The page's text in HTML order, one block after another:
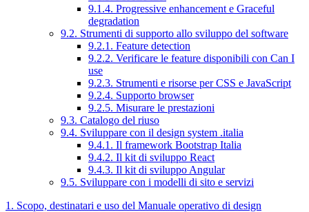
9.1.4. Progressive enhancement e Graceful
degradation
9.2. Strumenti di supporto allo sviluppo del software
9.2.1. Feature detection
9.2.2. Verificare le feature disponibili con Can I
use
9.2.3. Strumenti e risorse per CSS e JavaScript
9.2.4. Supporto browser
9.2.5. Misurare le prestazioni
9.3. Catalogo del riuso
9.4. Sviluppare con il design system .italia
9.4.1. Il framework Bootstrap Italia
9.4.2. Il kit di sviluppo React
9.4.3. Il kit di sviluppo Angular
9.5. Sviluppare con i modelli di sito e servizi
1. Scopo, destinatari e uso del Manuale operativo di design